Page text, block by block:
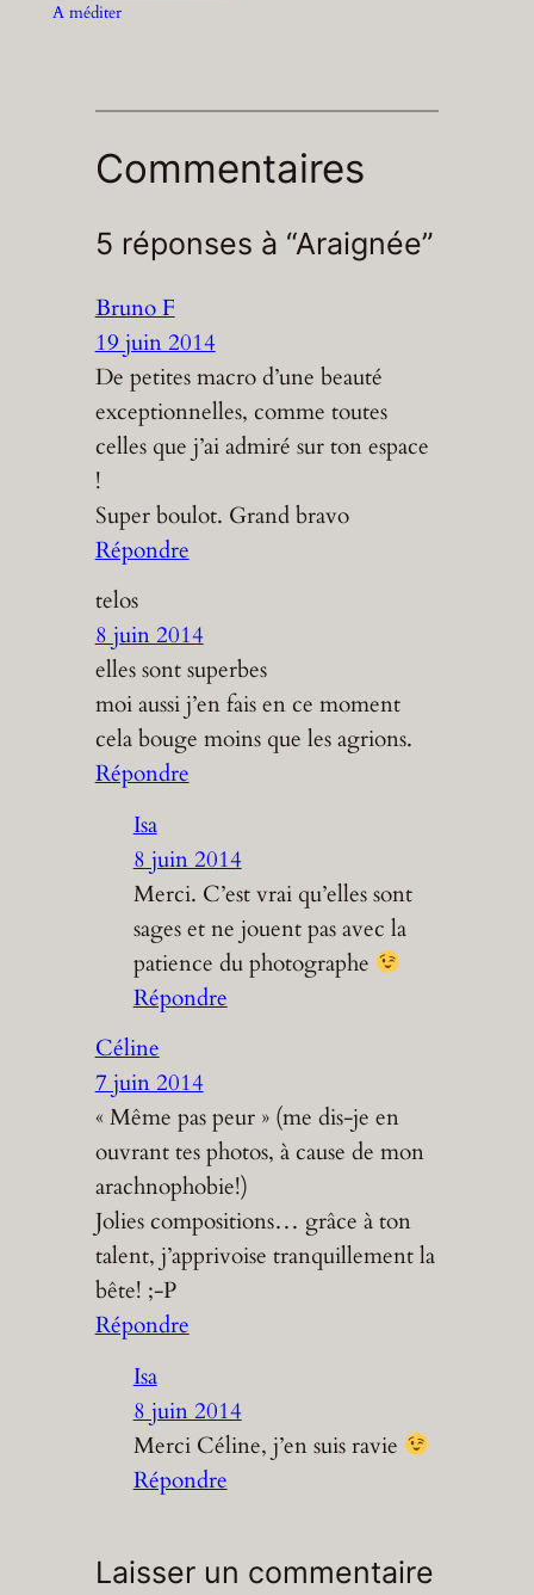
A méditer
Commentaires
5 réponses à “Araignée”
Bruno F
19 juin 2014
De petites macro d’une beauté
exceptionnelles, comme toutes
celles que j’ai admiré sur ton espace
!
Super boulot. Grand bravo
Répondre
telos
8 juin 2014
elles sont superbes
moi aussi j’en fais en ce moment
cela bouge moins que les agrions.
Répondre
Isa
8 juin 2014
Merci. C’est vrai qu’elles sont
sages et ne jouent pas avec la
patience du photographe
Répondre
Céline
7 juin 2014
« Même pas peur » (me dis-je en
ouvrant tes photos, à cause de mon
arachnophobie!)
Jolies compositions… grâce à ton
talent, j’apprivoise tranquillement la
bête! ;-P
Répondre
Isa
8 juin 2014
Merci Céline, j’en suis ravie
Répondre
Laisser un commentaire